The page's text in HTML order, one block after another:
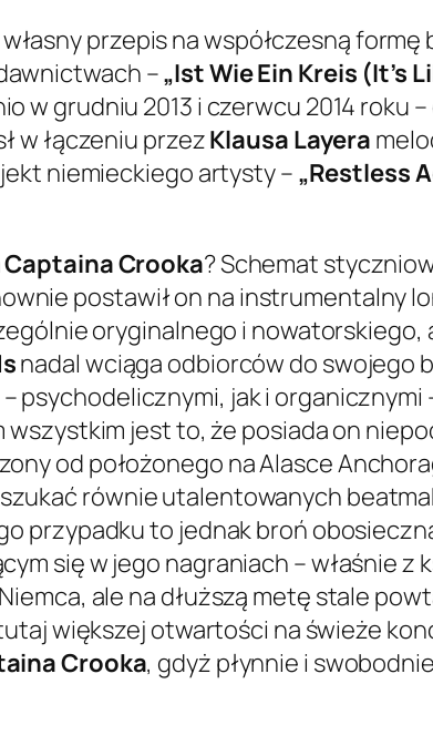
przepis na współczesną
–„Ist Wie Ein Kreis (It’s
w grudniu 2013 i czerwcu 2014 roku
w łączeniu przezKlausa Layera
niemieckiego artysty –„Restless
Captaina Crooka? Schemat
postawił on na instrumentalny
oryginalnego i nowatorskiego,
nadal wciąga odbiorców do swojego
psychodelicznymi, jak i organicznymi
jest to, że posiada on
od położonego na Alasce
równie utalentowanych
przypadku to jednak broń
się w jego nagraniach – właśnie z
ale na dłuższą metę stale
większej otwartości na świeże
Crooka, gdyż płynnie i